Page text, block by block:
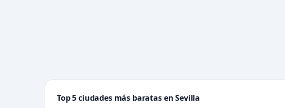
Top 5 ciudades más baratas en Sevilla